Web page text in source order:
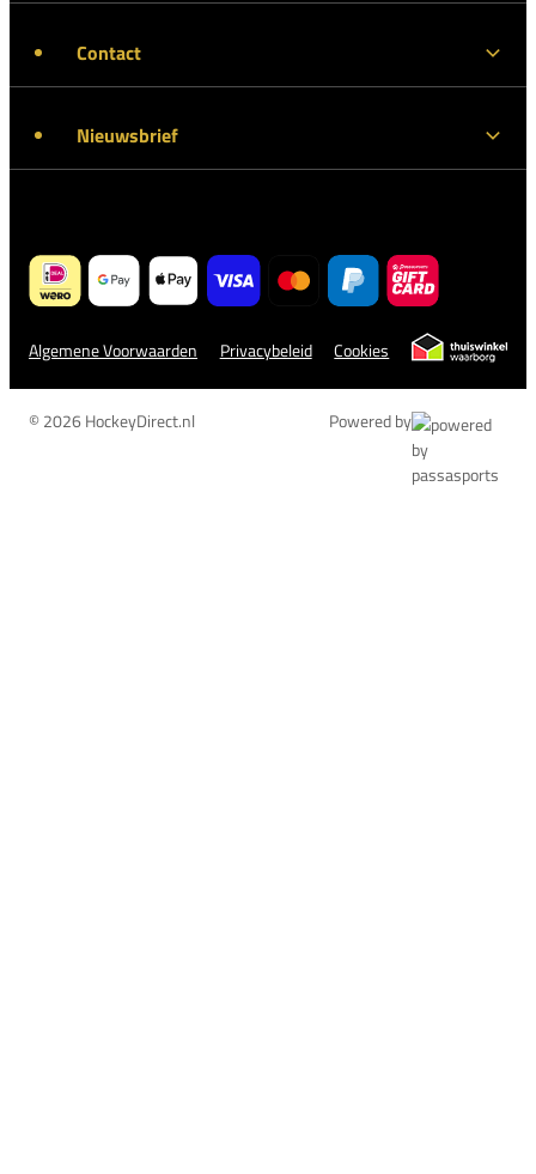
Contact
Nieuwsbrief
Algemene Voorwaarden Privacybeleid Cookies
© 2026 HockeyDirect.nl Powered by